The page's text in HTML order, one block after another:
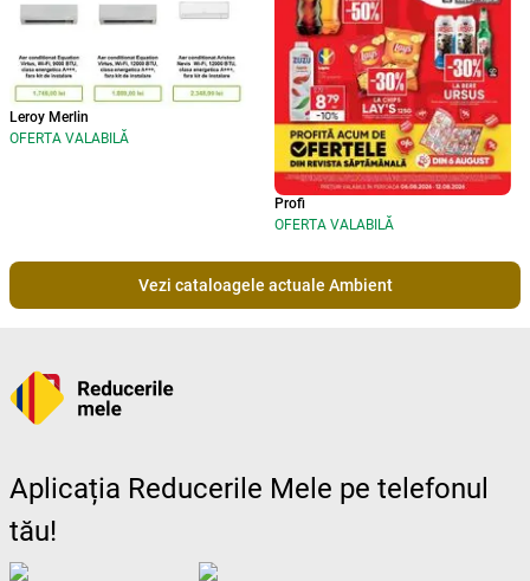
Leroy Merlin
OFERTA VALABILĂ
Profi
OFERTA VALABILĂ
Vezi cataloagele actuale Ambient
Aplicația Reducerile Mele pe telefonul
tău!